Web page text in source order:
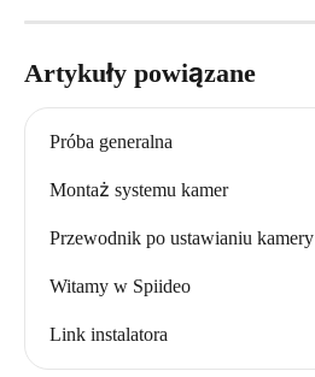
Artykuły powiązane
Próba generalna
Montaż systemu kamer
Przewodnik po ustawianiu kamery
Witamy w Spiideo
Link instalatora